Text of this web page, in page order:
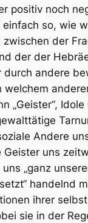
positiv noch
so, wie
zwischen der
der der
durch andere
welchem
„Geister“,
Andere
Geister uns
„ganz
handelnd
ihrer
sie in der